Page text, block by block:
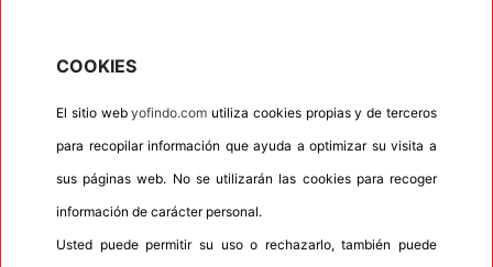
Horario de Cierre: 23:59
talleres son centros de montaje, no de recogida. Si
escoge uno de ellos como dirección entrega esta
acción lleva implícita el servicio de montaje de sus
neumáticos. En caso contrario su pedido no podrá
COOKIES
El sitio webyofindo.com utiliza cookies propias y de terceros
para recopilar información que ayuda a optimizar su visita a
sus páginas web. No se utilizarán las cookies para recoger
información de carácter personal.
Usted puede permitir su uso o rechazarlo, también puede